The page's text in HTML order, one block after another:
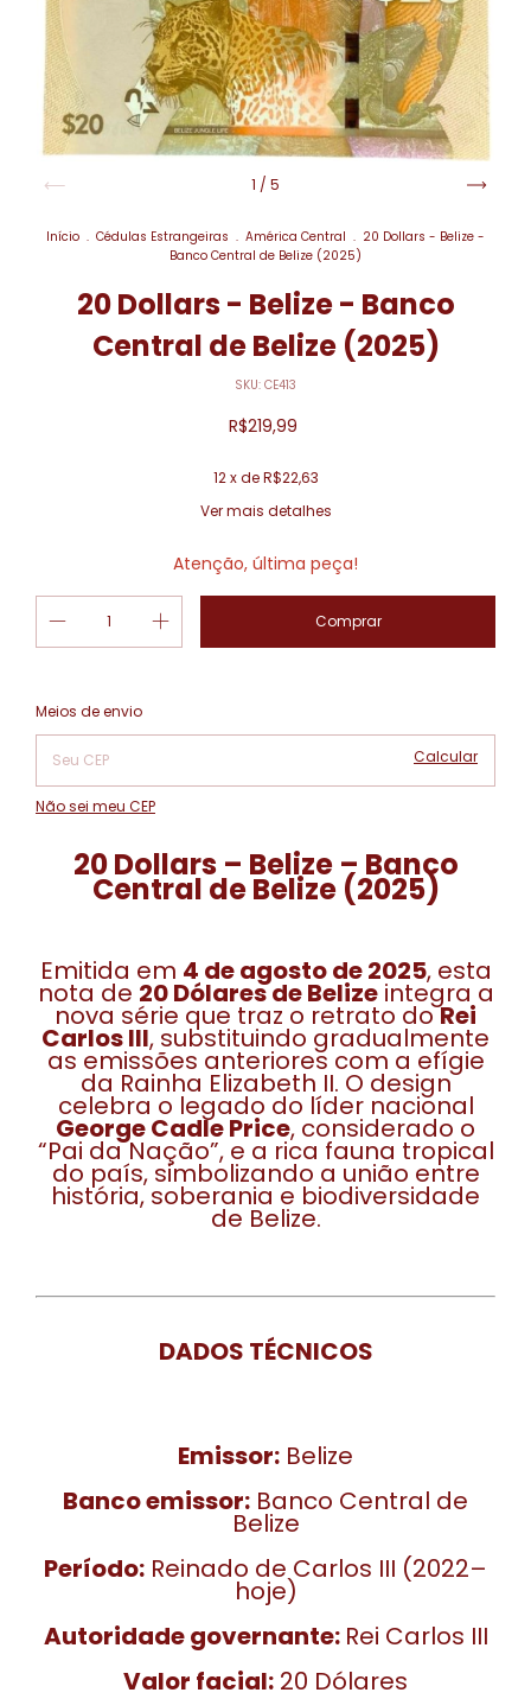
1 / 5
Início . Cédulas Estrangeiras . América Central . 20 Dollars - Belize -
Banco Central de Belize (2025)
20 Dollars - Belize - Banco
Central de Belize (2025)
SKU: CE413
R$219,99
12 x deR$22,63
Ver mais detalhes
Atenção, última peça!
Entregas para o CEP:
Meios de envio
Calcular
Não sei meu CEP
20 Dollars – Belize – Banco
Central de Belize (2025)
Emitida em 4 de agosto de 2025, esta
nota de 20 Dólares de Belizeintegra a
nova série que traz o retrato doRei
Carlos III, substituindo gradualmente
as emissões anteriores com a efígie
da Rainha Elizabeth II. O design
celebra o legado do líder nacional
George Cadle Price, considerado o
“Pai da Nação”, e a rica fauna tropical
do país, simbolizando a união entre
história, soberania e biodiversidade
de Belize.
DADOS TÉCNICOS
Emissor: Belize
Banco emissor: Banco Central de
Belize
Período: Reinado de Carlos III (2022–
hoje)
Autoridade governante: Rei Carlos III
Valor facial: 20 Dólares